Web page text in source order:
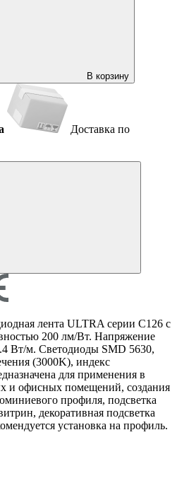
В корзину
Доставка по
лента ULTRA серии C126 с
200 лм/Вт. Напряжение
Вт/м. Светодиоды SMD 5630,
(3000K), индекс
для применения в
и офисных помещений, создания
профиля, подсветка
декоративная подсветка
установка на профиль.